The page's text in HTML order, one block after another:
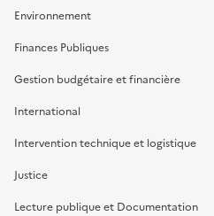
Environnement
Finances Publiques
Gestion budgétaire et financière
International
Intervention technique et logistique
Justice
Lecture publique et Documentation